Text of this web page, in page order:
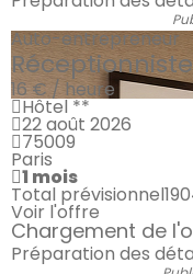
Auto-entrepreneur
Réceptionniste
16 € / heure
Hôtel **
22 août 2026
75009
Paris
1 mois
Total prévisionnel
Voir l'offre
Chargement de
Préparation des